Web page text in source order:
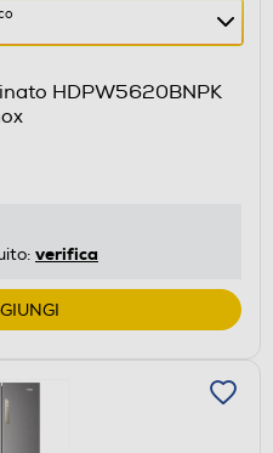
HDPW5620BNPK
verifica